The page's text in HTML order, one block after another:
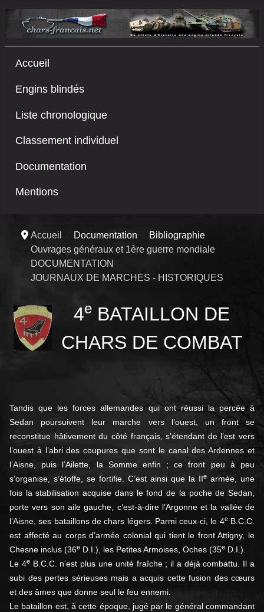
Accueil
Engins blindés
Liste chronologique
Classement individuel
Documentation
Mentions
Accueil Documentation
Bibliographie
Ouvrages généraux et 1ère guerre mondiale
DOCUMENTATION
JOURNAUX DE MARCHES - HISTORIQUES
4e BATAILLON DE
CHARS DE COMBAT
Tandis que les forces allemandes qui ont réussi la percée à
Sedan poursuivent leur marche vers l’ouest, un front se
reconstitue hâtivement du côté français, s’étendant de l’est vers
l’ouest à l’abri des coupures que sont le canal des Ardennes et
l’Aisne, puis l’Ailette, la Somme enfin ; ce front peu à peu
s’organise, s’étoffe, se fortifie. C’est ainsi que la IIe armée, une
fois la stabilisation acquise dans le fond de la poche de Sedan,
porte vers son aile gauche, c’est-à-dire l’Argonne et la vallée de
l’Aisne, ses bataillons de chars légers. Parmi ceux-ci, le 4eB.C.C.
est affecté au corps d’armée colonial qui tient le front Attigny, le
Chesne inclus (36e D.I.), les Petites Armoises, Oches (35e D.I.).
Le 4eB.C.C. n’est plus une unité fraîche ; il a déjà combattu. Il a
subi des pertes sérieuses mais a acquis cette fusion des cœurs
et des âmes que donne seul le feu ennemi.
Le bataillon est, à cette époque, jugé par le général commandant